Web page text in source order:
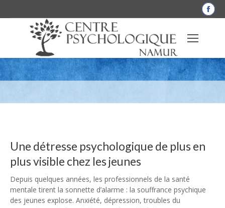
La
une
Jeunes en détresse : plus de
consultations, mais un manque cruel de
moyens
Une détresse psychologique de plus en
plus visible chez les jeunes
Depuis quelques années, les professionnels de la santé
mentale tirent la sonnette d’alarme : la souffrance psychique
des jeunes explose. Anxiété, dépression, troubles du